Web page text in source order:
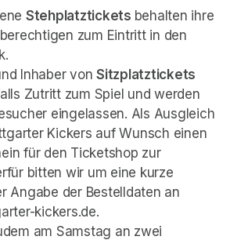
Stehplatztickets behalten ihre
zum Eintritt in den
Inhaber von
Zutritt zum Spiel und werden
eingelassen. Als Ausgleich
Kickers auf Wunsch einen
für den Ticketshop zur
bitten wir um eine kurze
Angabe der Bestelldaten an
kickers.de.